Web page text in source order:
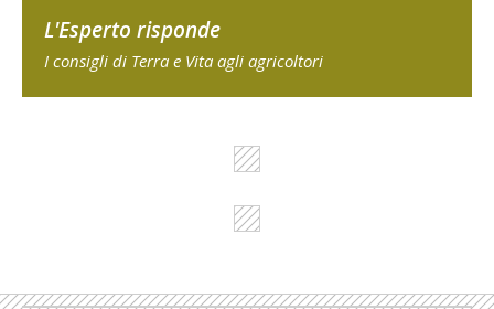
L'Esperto risponde
I consigli di Terra e Vita agli agricoltori